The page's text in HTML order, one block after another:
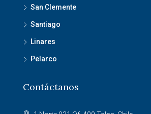
San Clemente
Santiago
Linares
Pelarco
Contáctanos